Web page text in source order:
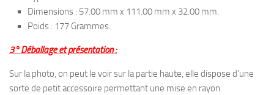
Dimensions : 57.00 mm x 111.00 mm x 32.00 mm.
Poids : 177 Grammes.
3° Déballage et présentation :
Sur la photo, on peut le voir sur la partie haute, elle dispose d’une
sorte de petit accessoire permettant une mise en rayon.